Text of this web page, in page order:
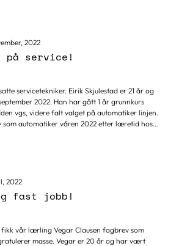
som Automatiker på deltid. Han har arbeidet
2022
på service!
servicetekniker. Eirik Skjulestad er 21 år og
2022. Han har gått 1 år grunnkurs
vgs, videre falt valget på automatiker linjen.
som automatiker våren 2022 etter læretid hos
Å fikse ting som ikke fungerer gir stor
2022
fast jobb!
vår lærling Vegar Clausen fagbrev som
masse. Vegar er 20 år og har vært